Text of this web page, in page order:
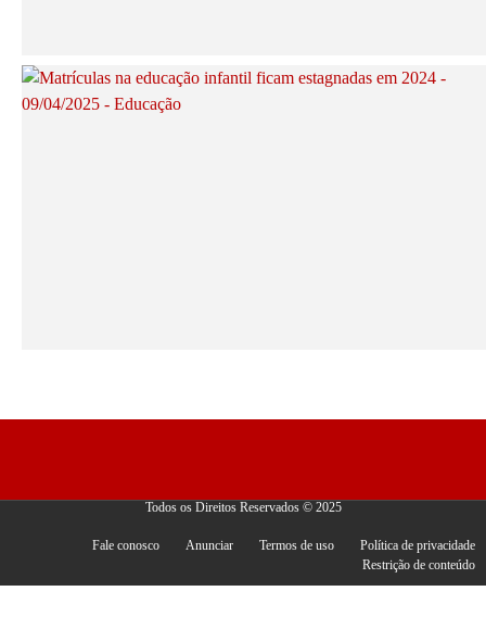
Todos os Direitos Reservados © 2025
Fale conosco Anunciar Termos de uso
Política de privacidade
Restrição de conteúdo